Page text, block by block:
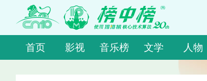
首页 影视 音乐榜 文学 人物